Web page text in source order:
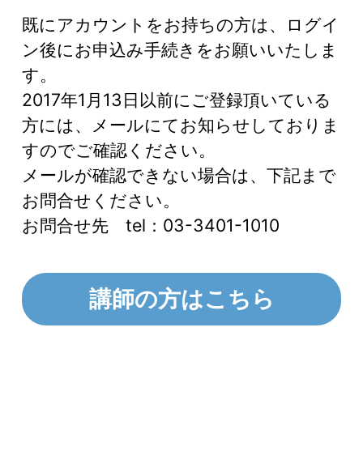
既にアカウントをお持ちの方は、ログイ
ン後にお申込み手続きをお願いいたしま
す。
2017年1月13日以前にご登録頂いている
方には、メールにてお知らせしておりま
すのでご確認ください。
メールが確認できない場合は、下記まで
お問合せください。
お問合せ先 tel：03-3401-1010
講師の方はこちら